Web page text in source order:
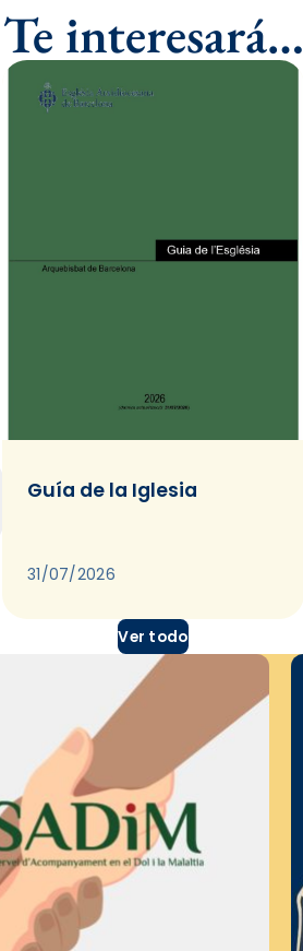
Te interesará…
Guía de la Iglesia
31/07/2026
Ver todo